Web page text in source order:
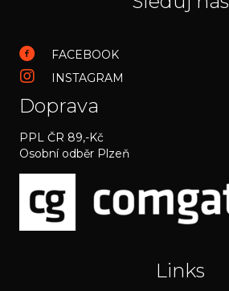
FACEBOOK
INSTAGRAM
Doprava
PPL ČR 89,-Kč
Osobní odběr Plzeň
Links